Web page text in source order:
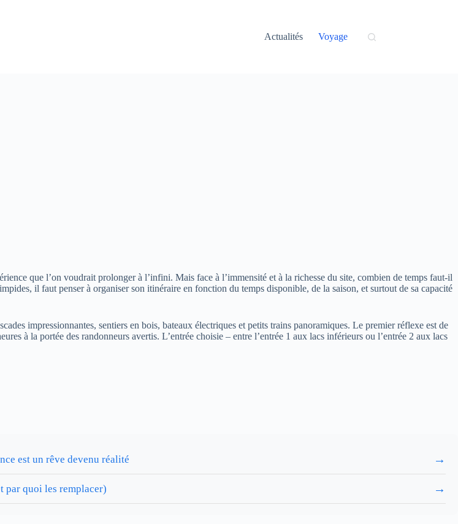
Actualités
Voyage
que l’on voudrait prolonger à l’infini. Mais face à l’immensité et à la richesse du site, combien de temps faut-il
il faut penser à organiser son itinéraire en fonction du temps disponible, de la saison, et surtout de sa capacité
impressionnantes, sentiers en bois, bateaux électriques et petits trains panoramiques. Le premier réflexe est de
à la portée des randonneurs avertis. L’entrée choisie – entre l’entrée 1 aux lacs inférieurs ou l’entrée 2 aux lacs
est un rêve devenu réalité →
par quoi les remplacer) →